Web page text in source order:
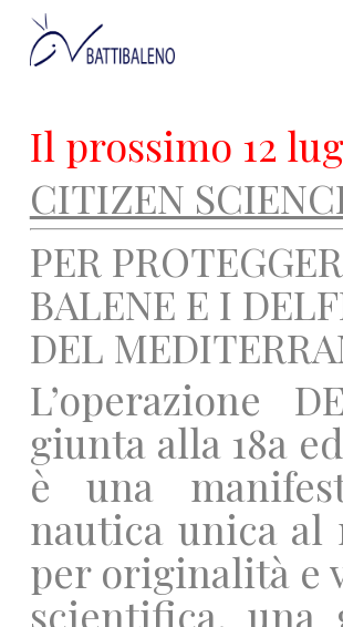
Skip
main
Il prossimo 12
CITIZEN
PER
BALENE E I
DEL
L’operazione
giunta alla 18a
è una
nautica unica al
per originalità e
scientifica, una